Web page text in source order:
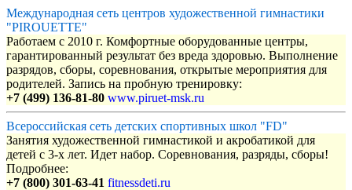
Международная сеть центров художественной гимнастики
"PIROUETTE"
Работаем с 2010 г. Комфортные оборудованные центры,
гарантированный результат без вреда здоровью. Выполнение
разрядов, сборы, соревнования, открытые мероприятия для
родителей. Запись на пробную тренировку:
+7 (499) 136-81-80 www.piruet-msk.ru
Всероссийская сеть детских спортивных школ "FD"
Занятия художественной гимнастикой и акробатикой для
детей с 3-х лет. Идет набор. Соревнования, разряды, сборы!
Подробнее:
+7 (800) 301-63-41 fitnessdeti.ru